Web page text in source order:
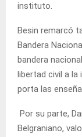
instituto.
Besin remarcó
Bandera
bandera
libertad civil a la
porta las
Por su parte,
Belgraniano,